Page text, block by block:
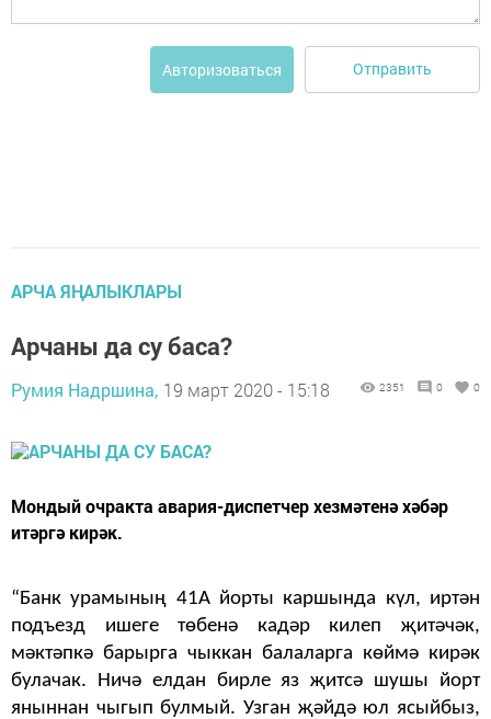
Авторизоваться Отправить
АРЧА ЯҢАЛЫКЛАРЫ
Арчаны да су баса?
Румия Надршина, 19 март 2020 - 15:18 2351 0 0
Мондый очракта авария-диспетчер хезмәтенә хәбәр
итәргә кирәк.
“Банк урамының 41А йорты каршында күл, иртән
подъезд ишеге төбенә кадәр килеп җитәчәк,
мәктәпкә барырга чыккан балаларга көймә кирәк
булачак. Ничә елдан бирле яз җитсә шушы йорт
яныннан чыгып булмый. Узган җәйдә юл ясыйбыз,